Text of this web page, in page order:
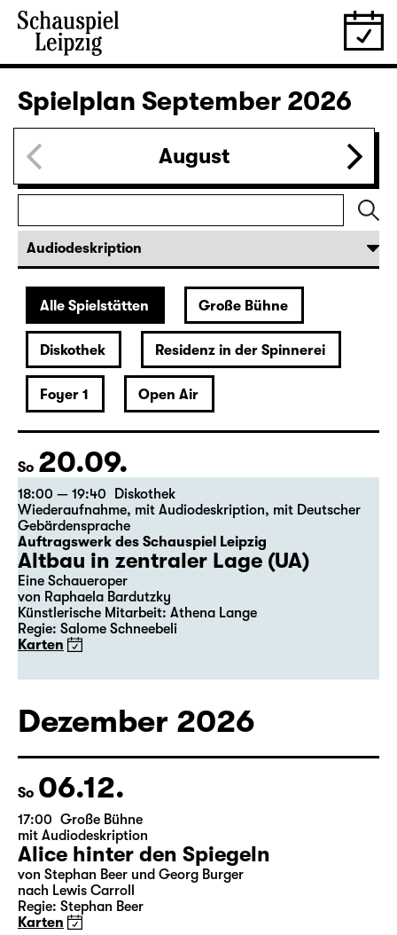
Spielplan September 2026
August
Alle Spielstätten Große Bühne
Diskothek Residenz in der Spinnerei
Foyer 1 Open Air
So 20.09.
18:00 — 19:40
Diskothek
Wiederaufnahme, mit Audiodeskription, mit Deutscher
Gebärdensprache
Auftragswerk des Schauspiel Leipzig
Altbau in zentraler Lage (UA)
Eine Schaueroper
von Raphaela Bardutzky
Künstlerische Mitarbeit: Athena Lange
Regie: Salome Schneebeli
Karten
Dezember 2026
So 06.12.
17:00 Große Bühne
mit Audiodeskription
Alice hinter den Spiegeln
von Stephan Beer und Georg Burger
nach Lewis Carroll
Regie: Stephan Beer
Karten